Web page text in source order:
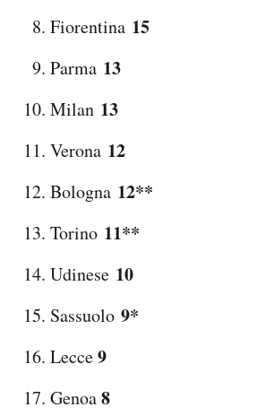
Fiorentina 15
Parma 13
Milan 13
Verona 12
Bologna 12**
Torino 11**
Udinese 10
Sassuolo 9*
Lecce9
Genoa8